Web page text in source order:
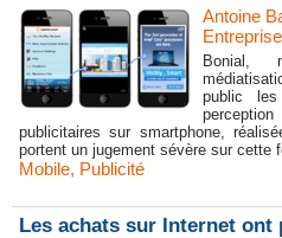
Antoine
Bonial,
public
publicitaires sur smartphone,
portent un jugement sévère sur cette
Mobile, Publicité
Les achats sur Internet ont